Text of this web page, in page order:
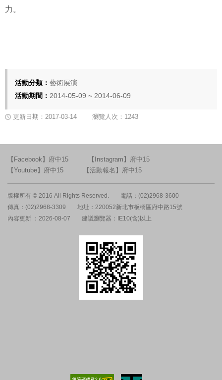
力。
活動分類： 藝術展演
活動期間： 2014-05-09 ~ 2014-06-09
更新日期：2017-03-14 瀏覽人次：1243
【Facebook】府中15
【Instagram】府中15
【Youtube】府中15
【活動報名】府中15
版權所有 © 2016 All Rights Reserved.
電話：(02)2968-3600
傳真：(02)2968-3309
地址：220052新北市板橋區府中路15號
內容更新 ：2026-08-07
建議瀏覽器：IE10(含)以上